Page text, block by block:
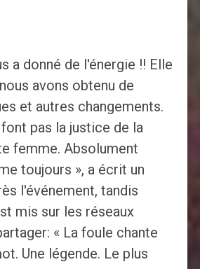
a donné de l'énergie !! Elle
avons obtenu de
et autres changements.
pas la justice de la
femme. Absolument
toujours », a écrit un
l'événement, tandis
mis sur les réseaux
« La foule chante
Une légende. Le plus